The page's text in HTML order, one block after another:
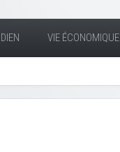
VIE ÉCONOMIQUE